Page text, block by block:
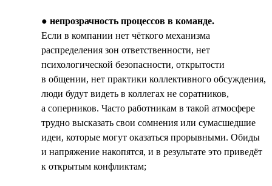
● непрозрачность процессов в команде.
Если в компании нет чёткого механизма
распределения зон ответственности, нет
психологической безопасности, открытости
в общении, нет практики коллективного обсуждения,
люди будут видеть в коллегах не соратников,
а соперников. Часто работникам в такой атмосфере
трудно высказать свои сомнения или сумасшедшие
идеи, которые могут оказаться прорывными. Обиды
и напряжение накопятся, и в результате это приведёт
к открытым конфликтам;